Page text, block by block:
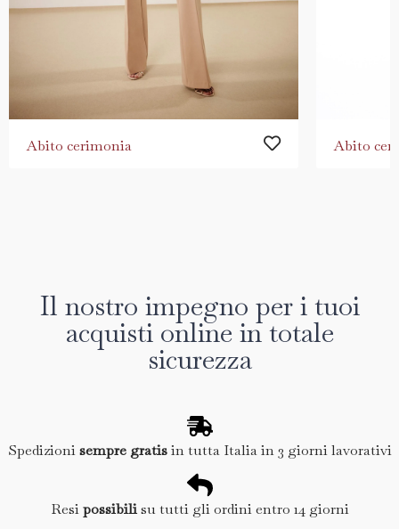
Abito cerimonia Abito
Il nostro impegno per i tuoi
acquisti online in totale
sicurezza
Spedizionisempre gratisin tutta Italia in 3 giorni lavorativi
Resipossibilisu tutti gli ordini entro 14 giorni